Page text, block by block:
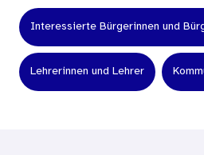
Interessierte Bürgerinnen und
Lehrerinnen und Lehrer